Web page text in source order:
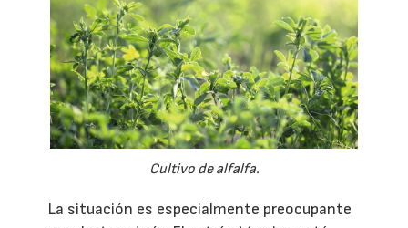
Cultivo de alfalfa.
La situación es especialmente preocupante